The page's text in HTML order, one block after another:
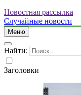
Новостная рассылка
Случайные новости
Меню
Найти:
Заголовки